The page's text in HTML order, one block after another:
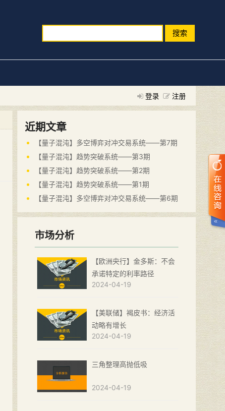
搜索
登录 注册
近期文章
【量子混沌】多空博弈对冲交易系统——第7期
【量子混沌】趋势突破系统——第3期
【量子混沌】趋势突破系统——第2期
【量子混沌】趋势突破系统——第1期
【量子混沌】多空博弈对冲交易系统——第6期
市场分析
【欧洲央行】金多斯：不会
承诺特定的利率路径
2024-04-19
【美联储】褐皮书：经济活
动略有增长
2024-04-19
三角整理高抛低吸
2024-04-19